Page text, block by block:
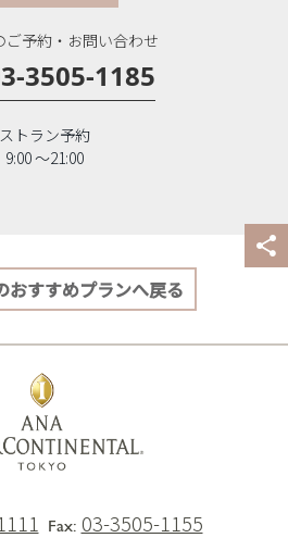
ご予約・お問い合わせ
3505-1185
トラン予約
9:00 〜21:00
おすすめプランへ戻る
Fax: 03-3505-1155